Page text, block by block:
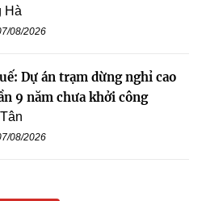
Hà
08/2026
Dự án trạm dừng nghỉ cao
9 năm chưa khởi công
08/2026